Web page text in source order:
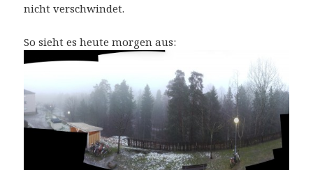
nicht verschwindet.
So sieht es heute morgen aus: